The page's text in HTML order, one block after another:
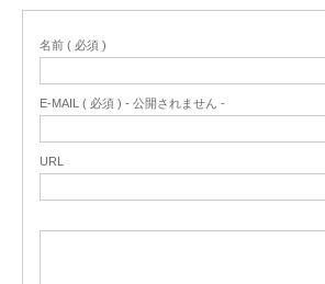
名前 ( 必須 )
E-MAIL ( 必須 ) - 公開されません -
URL